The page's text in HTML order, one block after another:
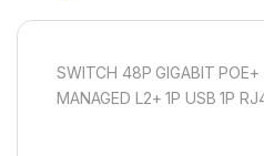
SWITCH 48P GIGABIT POE+
MANAGED L2+ 1P USB 1P